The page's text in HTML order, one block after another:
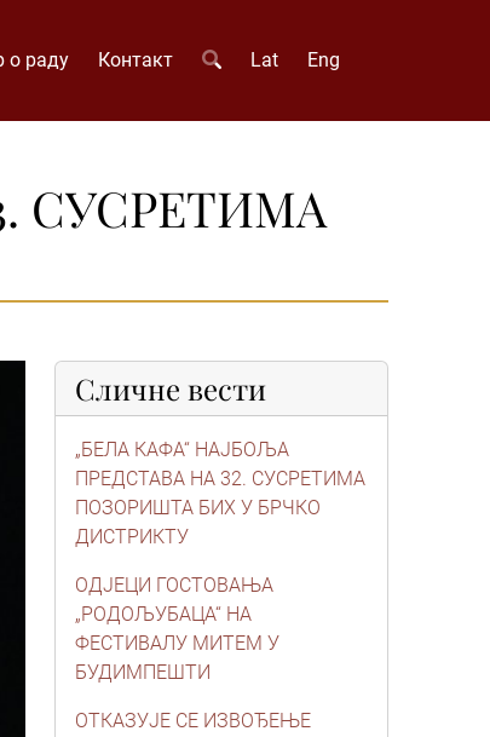
о раду Контакт Lat Eng
СУСРЕТИМА
Сличне вести
„БЕЛА КАФА“ НАЈБОЉА
ПРЕДСТАВА НА 32. СУСРЕТИМА
ПОЗОРИШТА БИХ У БРЧКО
ДИСТРИКТУ
ОДЈЕЦИ ГОСТОВАЊА
„РОДОЉУБАЦА“ НА
ФЕСТИВАЛУ МИТЕМ У
БУДИМПЕШТИ
ОТКАЗУЈЕ СЕ ИЗВОЂЕЊЕ